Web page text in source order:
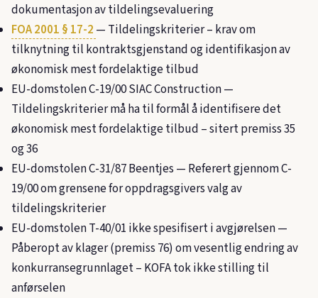
dokumentasjon av tildelingsevaluering
FOA 2001 § 17-2 — Tildelingskriterier – krav om
tilknytning til kontraktsgjenstand og identifikasjon av
økonomisk mest fordelaktige tilbud
EU-domstolen C-19/00 SIAC Construction —
Tildelingskriterier må ha til formål å identifisere det
økonomisk mest fordelaktige tilbud – sitert premiss 35
og 36
EU-domstolen C-31/87 Beentjes — Referert gjennom C-
19/00 om grensene for oppdragsgivers valg av
tildelingskriterier
EU-domstolen T-40/01 ikke spesifisert i avgjørelsen —
Påberopt av klager (premiss 76) om vesentlig endring av
konkurransegrunnlaget – KOFA tok ikke stilling til
anførselen